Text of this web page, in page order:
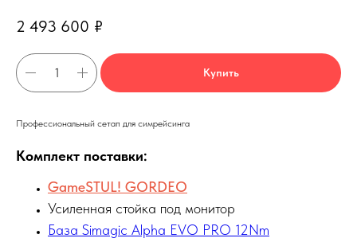
2 493 600 ₽
Купить
Профессиональный сетап для симрейсинга
Комплект поставки:
GameSTUL! GORDEO
Усиленная cтойка под монитор
База Simagic Alpha EVO PRO 12Nm